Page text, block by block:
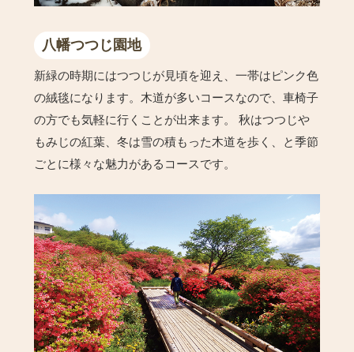
八幡つつじ園地
新緑の時期にはつつじが見頃を迎え、一帯はピンク色
の絨毯になります。木道が多いコースなので、車椅子
の方でも気軽に行くことが出来ます。 秋はつつじや
もみじの紅葉、冬は雪の積もった木道を歩く、と季節
ごとに様々な魅力があるコースです。